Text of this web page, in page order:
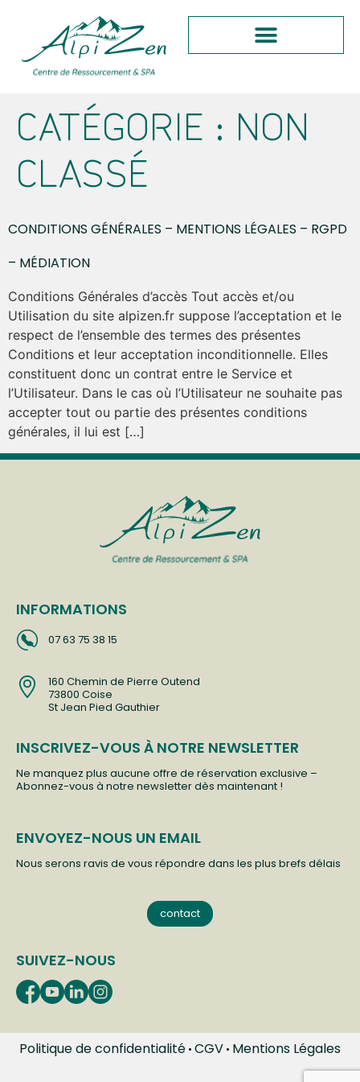
CATÉGORIE : NON
CLASSÉ
CONDITIONS GÉNÉRALES – MENTIONS LÉGALES – RGPD
– MÉDIATION
Conditions Générales d’accès Tout accès et/ou
Utilisation du site alpizen.fr suppose l’acceptation et le
respect de l’ensemble des termes des présentes
Conditions et leur acceptation inconditionnelle. Elles
constituent donc un contrat entre le Service et
l’Utilisateur. Dans le cas où l’Utilisateur ne souhaite pas
accepter tout ou partie des présentes conditions
générales, il lui est […]
INFORMATIONS
07 63 75 38 15
160 Chemin de Pierre Outend
73800 Coise
St Jean Pied Gauthier
INSCRIVEZ-VOUS À NOTRE NEWSLETTER
Ne manquez plus aucune offre de réservation exclusive –
Abonnez-vous à notre newsletter dès maintenant !
ENVOYEZ-NOUS UN EMAIL
Nous serons ravis de vous répondre dans les plus brefs délais
contact
SUIVEZ-NOUS
Politique de confidentialité • CGV • Mentions Légales